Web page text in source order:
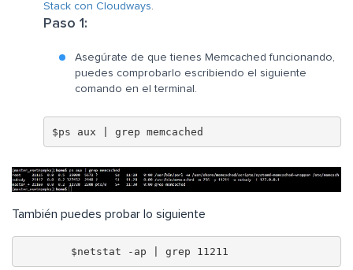
Stack con Cloudways.
Paso 1:
Asegúrate de que tienes Memcached funcionando,
puedes comprobarlo escribiendo el siguiente
comando en el terminal.
$ps aux | grep memcached
También puedes probar lo siguiente
	$netstat -ap | grep 11211